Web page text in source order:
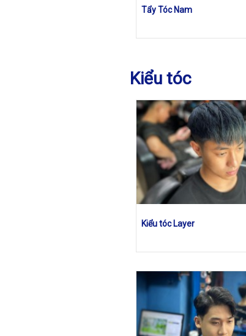
Tẩy Tóc Nam
Kiểu tóc
Kiểu tóc Layer